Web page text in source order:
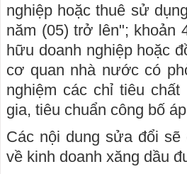
nghiệp hoặc thuê sử
năm (05) trở lên"; khoản
hữu doanh nghiệp hoặc
cơ quan nhà nước có
nghiệm các chỉ tiêu
gia, tiêu chuẩn công bố
Các nội dung sửa đổi
về kinh doanh xăng dầu